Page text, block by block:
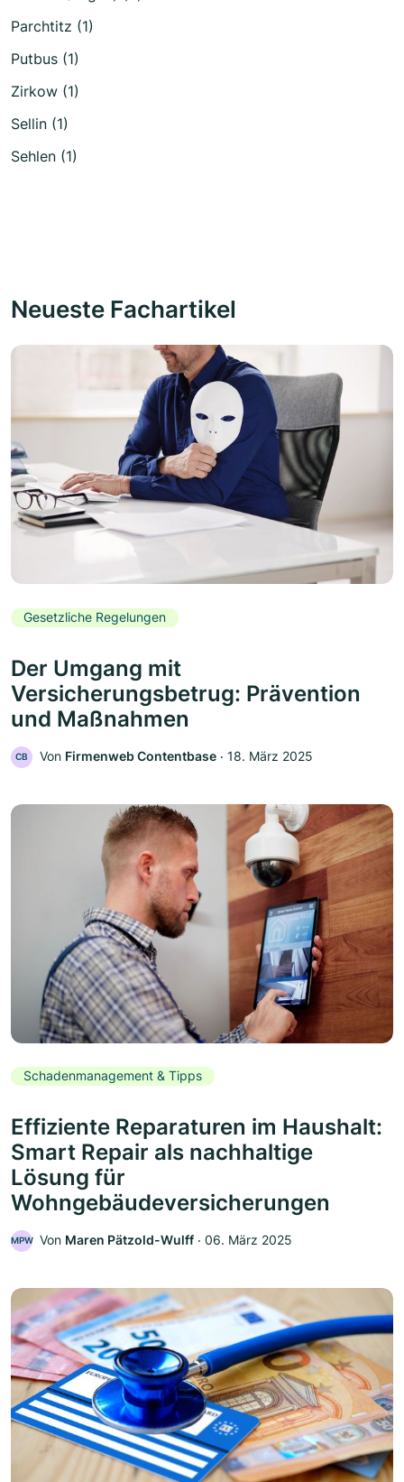
Parchtitz (1)
Putbus (1)
Zirkow (1)
Sellin (1)
Sehlen (1)
Neueste Fachartikel
Gesetzliche Regelungen
Der Umgang mit
Versicherungsbetrug: Prävention
und Maßnahmen
CB Von Firmenweb Contentbase ‧ 18. März 2025
Schadenmanagement & Tipps
Effiziente Reparaturen im Haushalt:
Smart Repair als nachhaltige
Lösung für
Wohngebäudeversicherungen
MPW Von Maren Pätzold-Wulff ‧ 06. März 2025